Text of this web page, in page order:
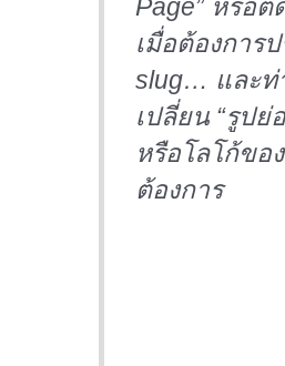
Page” หรือติ
เมื่อต้องการ
slug… และท่
เปลี่ยน “รูปย่
หรือโลโก้ขอ
ต้องการ